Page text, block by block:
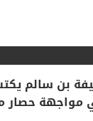
بن سالم
مواجهة حصار